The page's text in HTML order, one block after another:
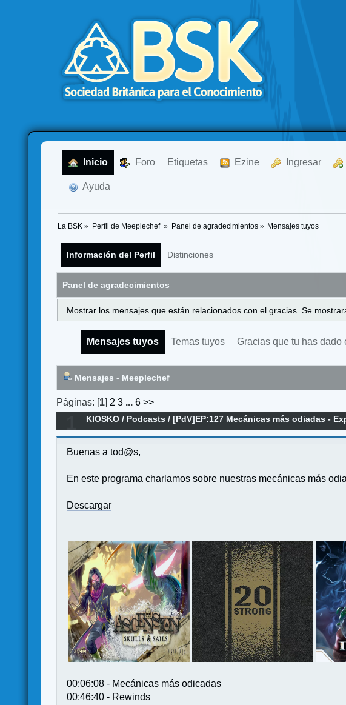
Inicio Foro Etiquetas Ezine Ingresar
Ayuda
La BSK » Perfil de Meeplechef » Panel de agradecimientos» Mensajes tuyos
Información del Perfil Distinciones
Panel de agradecimientos
Mostrar los mensajes que están relacionados con el gracias. Se
Mensajes tuyos Temas tuyos Gracias que tu has dado
Mensajes - Meeplechef
Páginas: [1] 2 3 ...6 >>
KIOSKO / Podcasts /[PdV]EP:127 Mecánicas más odiadas -
Buenas a tod@s,
En este programa charlamos sobre nuestras mecánicas más
Descargar
00:06:08 - Mecánicas más odicadas
00:46:40 - Rewinds